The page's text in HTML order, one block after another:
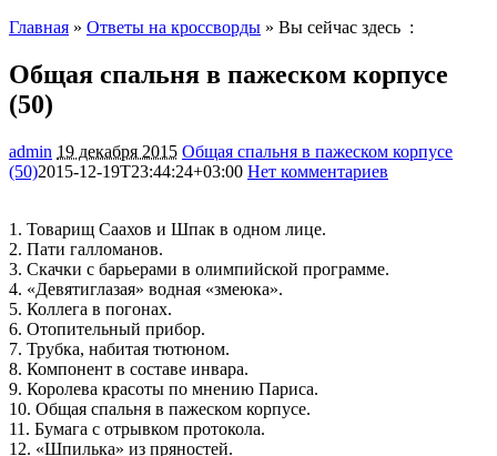
Главная » Ответы на кроссворды » Вы сейчас здесь :
Общая спальня в пажеском корпусе
(50)
admin 19 декабря 2015 Общая спальня в пажеском корпусе
(50)2015-12-19T23:44:24+03:00 Нет комментариев
1. Товарищ Саахов и Шпак в одном лице.
2. Пати галломанов.
3. Скачки с барьерами в олимпийской программе.
4. «Девятиглазая» водная «змеюка».
5. Коллега в погонах.
6. Отопительный прибор.
7. Трубка, набитая тютюном.
8. Компонент в составе инвара.
9. Королева красоты по мнению Париса.
10. Общая спальня в пажеском корпусе.
11. Бумага с отрывком протокола.
12. «Шпилька» из пряностей.